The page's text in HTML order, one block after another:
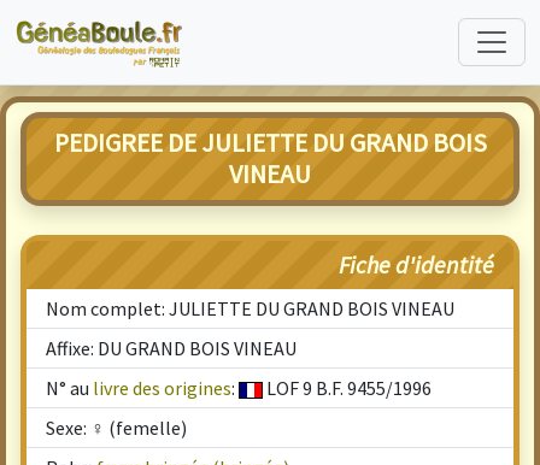
PEDIGREE DE JULIETTE DU GRAND BOIS
VINEAU
Fiche d'identité
Nom complet: JULIETTE DU GRAND BOIS VINEAU
Affixe: DU GRAND BOIS VINEAU
N° au livre des origines:
LOF 9 B.F. 9455/1996
Sexe: ♀ (femelle)